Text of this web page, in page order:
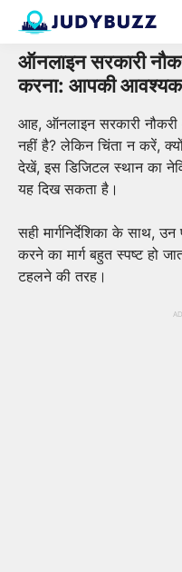
Skip
content
ऑनलाइन सरकारी
करना: आपकी आवश्यक
आह, ऑनलाइन सरकारी
नहीं है? लेकिन चिंता न करें,
देखें, इस डिजिटल स्थान का
यह दिख सकता है।
सही मार्गनिर्देशिका के साथ, उन
करने का मार्ग बहुत स्पष्ट हो
टहलने की तरह।